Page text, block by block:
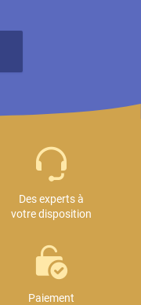
Des experts à
votre disposition
Paiement